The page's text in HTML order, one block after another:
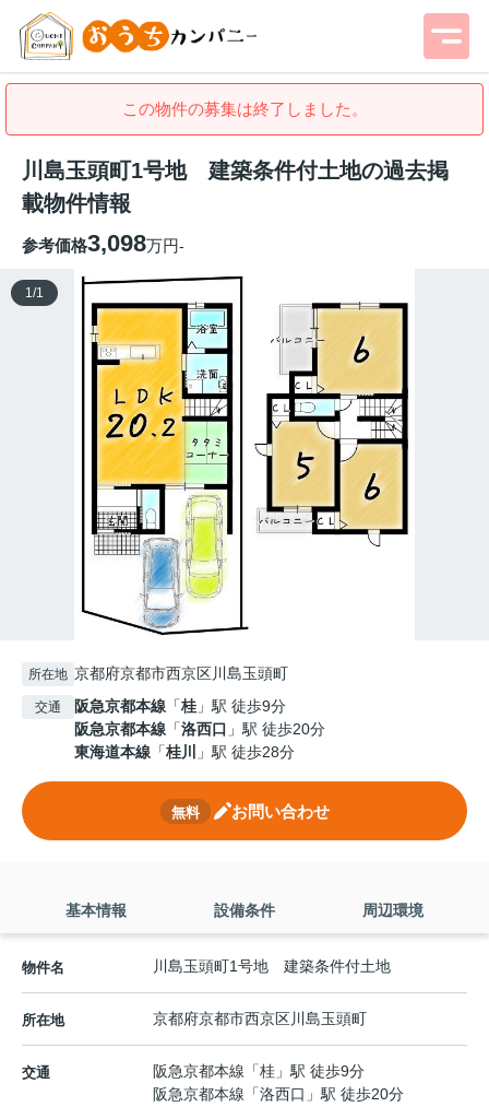
この物件の募集は終了しました。
川島玉頭町1号地 建築条件付土地の過去掲
載物件情報
参考価格3,098万円-
1 /1
所在地 京都府京都市西京区川島玉頭町
交通 阪急京都本線 「桂 」駅 徒歩9分
阪急京都本線 「洛西口 」駅 徒歩20分
東海道本線 「桂川 」駅 徒歩28分
無料 お問い合わせ
基本情報 設備条件 周辺環境
物件名 川島玉頭町1号地 建築条件付土地
所在地 京都府京都市西京区川島玉頭町
交通 阪急京都本線 「桂 」駅 徒歩9分
阪急京都本線 「洛西口 」駅 徒歩20分